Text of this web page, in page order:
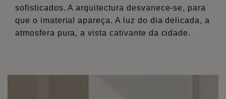
sofisticados. A arquitectura desvanece-se, para
que o imaterial apareça. A luz do dia delicada, a
atmosfera pura, a vista cativante da cidade.